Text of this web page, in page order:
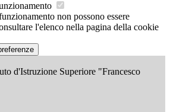
non possono essere
l'elenco nella pagina della cookie
d'Istruzione Superiore "Francesco